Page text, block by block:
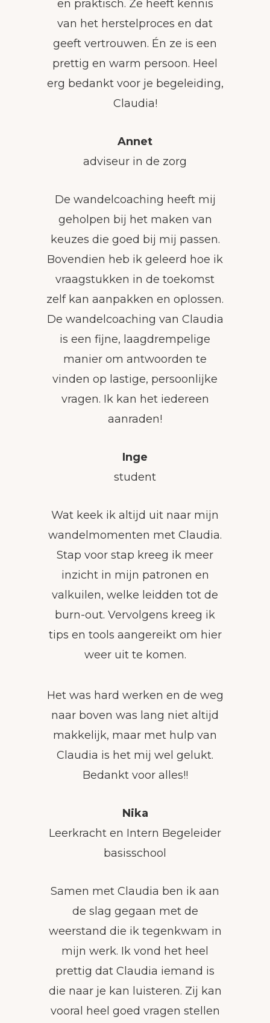
en praktisch. Ze heeft kennis
van het herstelproces en dat
geeft vertrouwen. Én ze is een
prettig en warm persoon. Heel
erg bedankt voor je begeleiding,
Claudia!
Annet
adviseur in de zorg
De wandelcoaching heeft mij
geholpen bij het maken van
keuzes die goed bij mij passen.
Bovendien heb ik geleerd hoe ik
vraagstukken in de toekomst
zelf kan aanpakken en oplossen.
De wandelcoaching van Claudia
is een fijne, laagdrempelige
manier om antwoorden te
vinden op lastige, persoonlijke
vragen. Ik kan het iedereen
aanraden!
Inge
student
Wat keek ik altijd uit naar mijn
wandelmomenten met Claudia.
Stap voor stap kreeg ik meer
inzicht in mijn patronen en
valkuilen, welke leidden tot de
burn-out. Vervolgens kreeg ik
tips en tools aangereikt om hier
weer uit te komen.
Het was hard werken en de weg
naar boven was lang niet altijd
makkelijk, maar met hulp van
Claudia is het mij wel gelukt.
Bedankt voor alles!!
Nika
Leerkracht en Intern Begeleider
basisschool
Samen met Claudia ben ik aan
de slag gegaan met de
weerstand die ik tegenkwam in
mijn werk. Ik vond het heel
prettig dat Claudia iemand is
die naar je kan luisteren. Zij kan
vooral heel goed vragen stellen